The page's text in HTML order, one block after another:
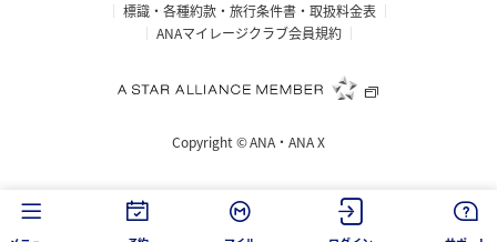
標識・各種約款・旅行条件書・取扱料金表
ANAマイレージクラブ会員規約
Copyright ©ANA・ANA X